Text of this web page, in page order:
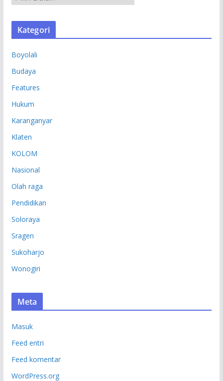
R
S
Kategori
Boyolali
Budaya
Features
Hukum
Karanganyar
Klaten
KOLOM
Nasional
Olah raga
Pendidikan
Soloraya
Sragen
Sukoharjo
Wonogiri
Meta
Masuk
Feed entri
Feed komentar
WordPress.org